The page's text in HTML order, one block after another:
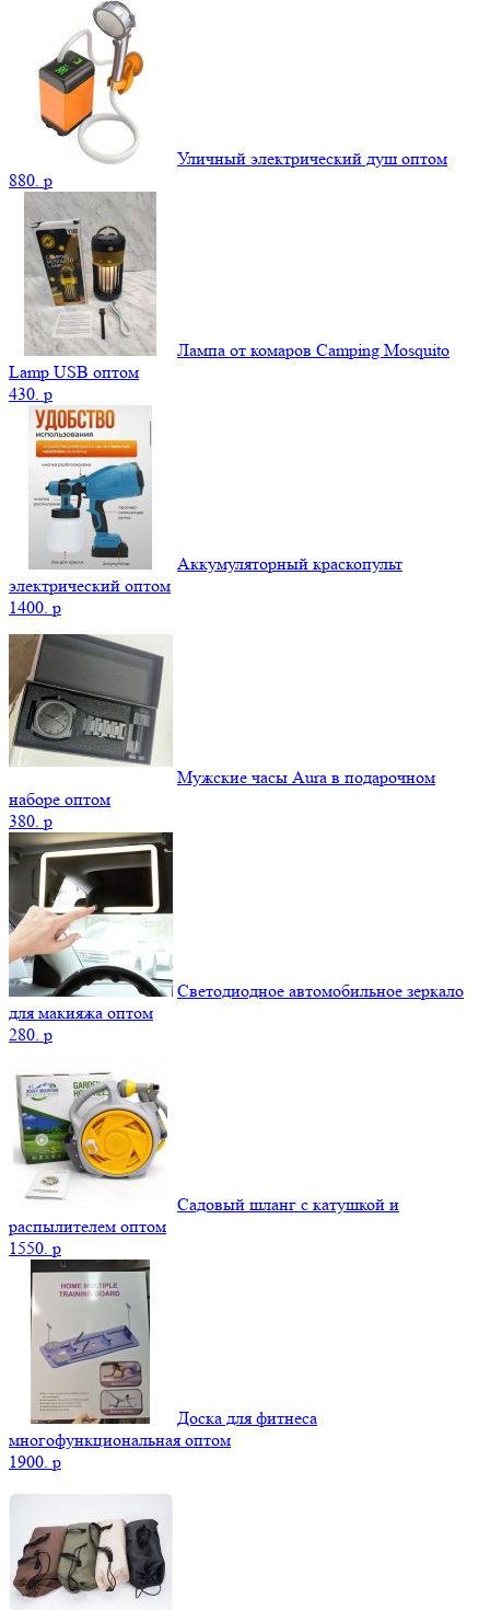
Уличный электрический душ оптом
880. p
Лампа от комаров Camping Mosquito
Lamp USB оптом
430. p
Аккумуляторный краскопульт
электрический оптом
1400. p
Мужские часы Aura в подарочном
наборе оптом
380. p
Светодиодное автомобильное зеркало
для макияжа оптом
280. p
Садовый шланг с катушкой и
распылителем оптом
1550. p
Доска для фитнеса
многофункциональная оптом
1900. p